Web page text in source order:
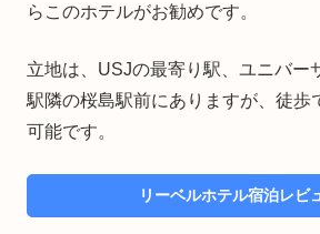
らこのホテルがお勧めです。
立地は、USJの最寄り駅、ユニバー
駅隣の桜島駅前にありますが、徒歩
可能です。
リーベルホテル宿泊レビ